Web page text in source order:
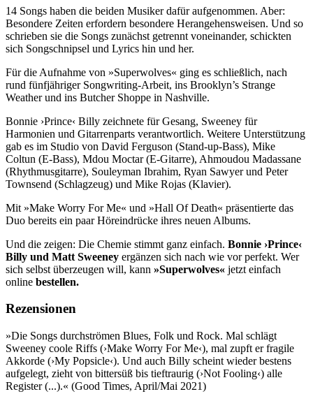
14 Songs haben die beiden Musiker dafür aufgenommen. Aber:
Besondere Zeiten erfordern besondere Herangehensweisen. Und so
schrieben sie die Songs zunächst getrennt voneinander, schickten
sich Songschnipsel und Lyrics hin und her.
Für die Aufnahme von »Superwolves« ging es schließlich, nach
rund fünfjähriger Songwriting-Arbeit, ins Brooklyn’s Strange
Weather und ins Butcher Shoppe in Nashville.
Bonnie ›Prince‹ Billy zeichnete für Gesang, Sweeney für
Harmonien und Gitarrenparts verantwortlich. Weitere Unterstützung
gab es im Studio von David Ferguson (Stand-up-Bass), Mike
Coltun (E-Bass), Mdou Moctar (E-Gitarre), Ahmoudou Madassane
(Rhythmusgitarre), Souleyman Ibrahim, Ryan Sawyer und Peter
Townsend (Schlagzeug) und Mike Rojas (Klavier).
Mit »Make Worry For Me« und »Hall Of Death« präsentierte das
Duo bereits ein paar Höreindrücke ihres neuen Albums.
Und die zeigen: Die Chemie stimmt ganz einfach. Bonnie ›Prince‹
Billy und Matt Sweeney ergänzen sich nach wie vor perfekt. Wer
sich selbst überzeugen will, kann »Superwolves« jetzt einfach
online bestellen.
Rezensionen
»Die Songs durchströmen Blues, Folk und Rock.​ Mal schlägt
Sweeney coole Riffs (›Make Worry For Me‹), mal zupft er fragile
Akkorde (›My Popsicle‹).​ Und auch Billy scheint wieder bestens
aufgelegt, zieht von bittersüß bis tieftraurig (›Not Fooling‹) alle
Register (.​.​.​).​« (Good Times, April/Mai 2021)